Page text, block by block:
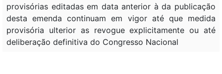
provisórias editadas em data anterior à da publicação
desta emenda continuam em vigor até que medida
provisória ulterior as revogue explicitamente ou até
deliberação definitiva do Congresso Nacional